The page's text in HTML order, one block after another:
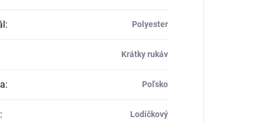
: Polyester
Krátky rukáv
: Poľsko
: Lodičkový